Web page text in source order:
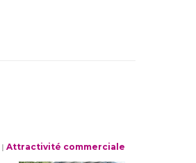
| Attractivité commerciale